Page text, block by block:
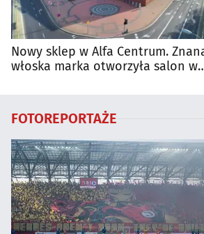
Nowy sklep w Alfa Centrum.
włoska marka otworzyła salon w
FOTOREPORTAŻE